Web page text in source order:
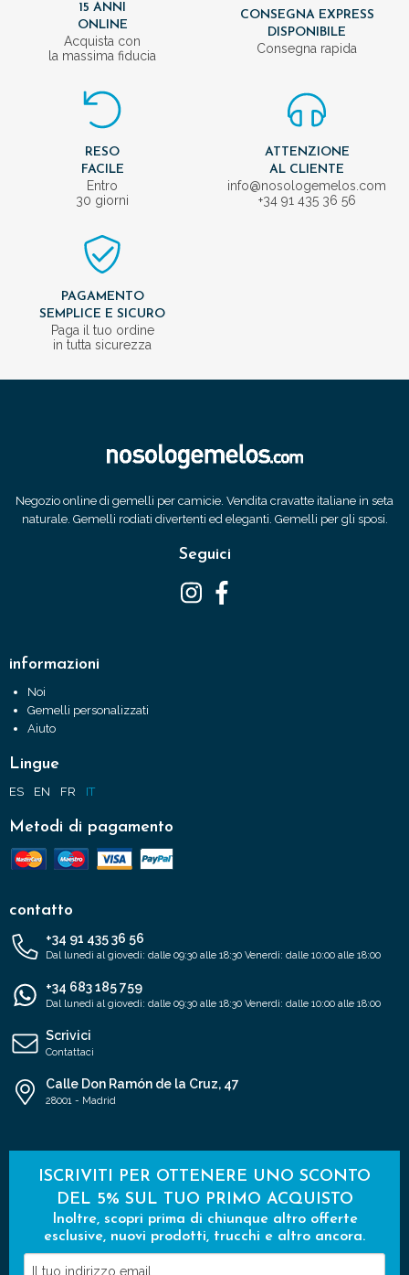
15 ANNI
ONLINE
Acquista con
la massima fiducia
CONSEGNA EXPRESS
DISPONIBILE
Consegna rapida
RESO
FACILE
Entro
30 giorni
ATTENZIONE
AL CLIENTE
info@nosologemelos.com
+34 91 435 36 56
PAGAMENTO
SEMPLICE E SICURO
Paga il tuo ordine
in tutta sicurezza
Negozio online di gemelli per camicie. Vendita cravatte italiane in seta
naturale. Gemelli rodiati divertenti ed eleganti. Gemelli per gli sposi.
Seguici
informazioni
Noi
Gemelli personalizzati
Aiuto
Lingue
ES EN FR IT
Metodi di pagamento
contatto
+34 91 435 36 56
Dal lunedì al giovedì: dalle 09:30 alle 18:30 Venerdì: dalle 10:00 alle 18:00
+34 683 185 759
Dal lunedì al giovedì: dalle 09:30 alle 18:30 Venerdì: dalle 10:00 alle 18:00
Scrivici
Contattaci
Calle Don Ramón de la Cruz, 47
28001 - Madrid
ISCRIVITI PER OTTENERE UNO SCONTO
DEL 5% SUL TUO PRIMO ACQUISTO
Inoltre, scopri prima di chiunque altro offerte
esclusive, nuovi prodotti, trucchi e altro ancora.